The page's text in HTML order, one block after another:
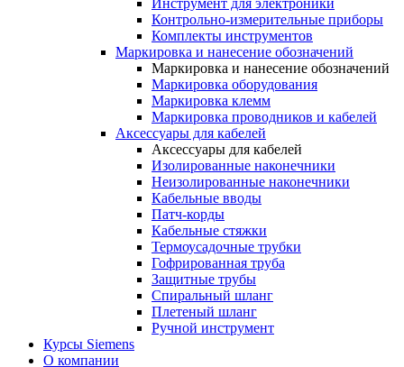
Инструмент для электроники
Контрольно-измерительные приборы
Комплекты инструментов
Маркировка и нанесение обозначений
Маркировка и нанесение обозначений
Маркировка оборудования
Маркировка клемм
Маркировка проводников и кабелей
Аксессуары для кабелей
Аксессуары для кабелей
Изолированные наконечники
Неизолированные наконечники
Кабельные вводы
Патч-корды
Кабельные стяжки
Термоусадочные трубки
Гофрированная труба
Защитные трубы
Спиральный шланг
Плетеный шланг
Ручной инструмент
Курсы Siemens
О компании